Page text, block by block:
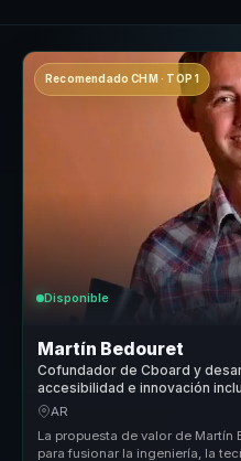
Recomendado CHM · TOP 1
Disponible
Martín Bedouret
Cofundador de Cboard y
accesibilidad e innovación
para organizaciones.
AR
La propuesta de valor de
para fusionar la ingeniería, la